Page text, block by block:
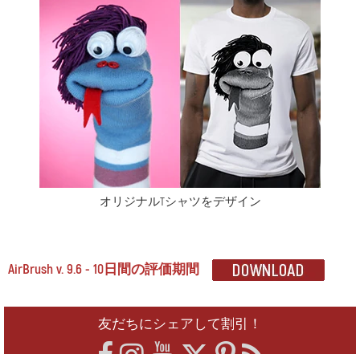
オリジナルTシャツをデザイン
AirBrush v. 9.6 - 10日間の評価期間
友だちにシェアして割引！